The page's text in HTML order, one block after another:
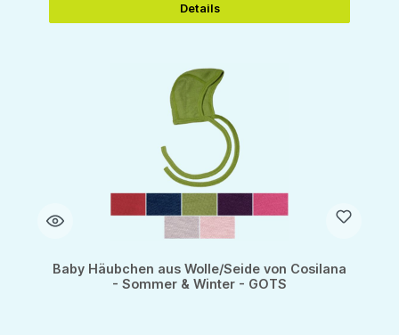
Details
Baby Häubchen aus Wolle/Seide von Cosilana
- Sommer & Winter - GOTS